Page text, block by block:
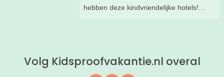
hebben deze kindvriendelijke hotels!
kind(eren).
Volg Kidsproofvakantie.nl overal